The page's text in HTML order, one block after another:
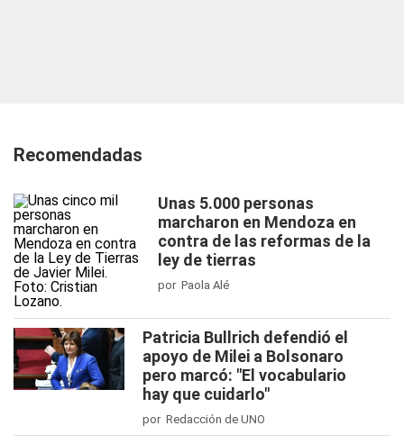
Recomendadas
Unas 5.000 personas
marcharon en Mendoza en
contra de las reformas de la
ley de tierras
por Paola Alé
Patricia Bullrich defendió el
apoyo de Milei a Bolsonaro
pero marcó: "El vocabulario
hay que cuidarlo"
por Redacción de UNO